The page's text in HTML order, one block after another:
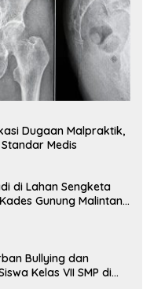
Dugaan Malpraktik,
Medis
di Lahan Sengketa
Gunung Malintang
Bullying dan
Kelas VII SMP di